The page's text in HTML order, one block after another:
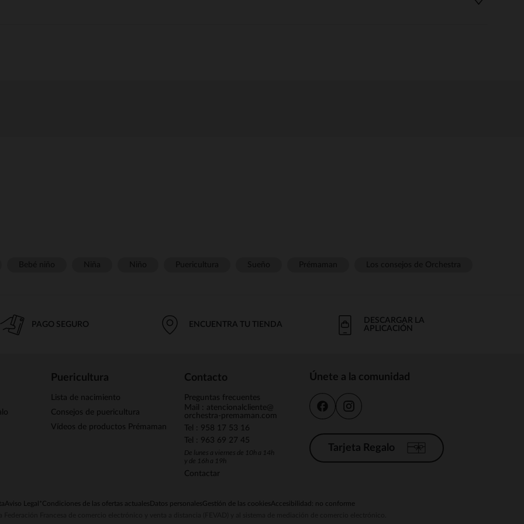
PAGO SEGURO ENCUENTRA TU TIENDA
DESCARGAR LA
APLICACIÓN
Puericultura
Lista de nacimiento
Consejos de puericultura
Vídeos de productos Prémaman
Contacto
Preguntas frecuentes
Mail : atencionalcliente@
orchestra-premaman.com
Tel : 958 17 53 16
Tel : 963 69 27 45
De lunes a viernes de 10h a 14h
y de 16h a 19h
Contactar
Únete a la comunidad
Tarjeta Regalo
Aviso Legal *Condiciones de las ofertas actuales Datos personalesGestión de las cookiesAccesibilidad: no conforme